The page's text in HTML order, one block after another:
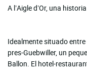
A l’Aigle d’Or, una
Idealmente situado
pres-Guebwiller, un
Ballon. El hotel-